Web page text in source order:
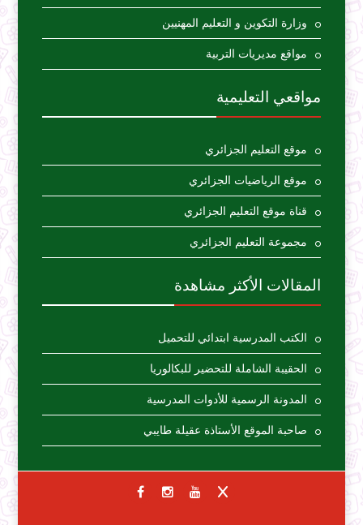
وزارة التكوين و التعليم المهنيين
مواقع مديريات التربية
مواقعي التعليمية
موقع التعليم الجزائري
موقع الرياضيات الجزائري
قناة موقع التعليم الجزائري
مجموعة التعليم الجزائري
المقالات الأكثر مشاهدة
الكتب المدرسية ابتدائي للتحميل
الحقيبة الشاملة للتحضير للبكالوريا
المدونة الرسمية للأدوات المدرسية
صاحبة الموقع الأستاذة عقيلة طايبي